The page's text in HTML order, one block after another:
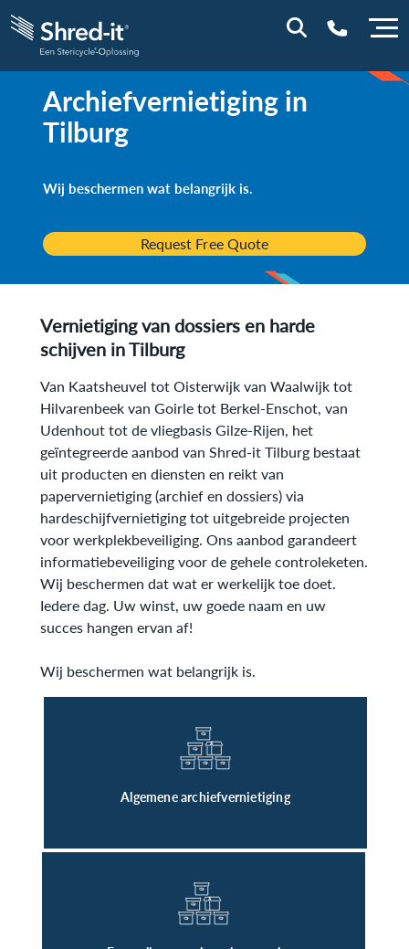
0800 0114
Archiefvernietiging in
Tilburg
Wij beschermen wat belangrijk is.
Request Free Quote
Vernietiging van dossiers en harde
schijven inTilburg
Van Kaatsheuvel tot Oisterwijk van Waalwijk tot
Hilvarenbeek van Goirle tot Berkel-Enschot, van
Udenhout tot de vliegbasis Gilze-Rijen, het
geïntegreerde aanbod van Shred-it Tilburg bestaat
uit producten en diensten en reikt van
papervernietiging (archief en dossiers) via
hardeschijfvernietiging tot uitgebreide projecten
voor werkplekbeveiliging. Ons aanbod garandeert
informatiebeveiliging voor de gehele controleketen.
Wij beschermen dat wat er werkelijk toe doet.
Iedere dag. Uw winst, uw goede naam en uw
succes hangen ervan af!
Wij beschermen wat belangrijk is.
Algemene archiefvernietiging